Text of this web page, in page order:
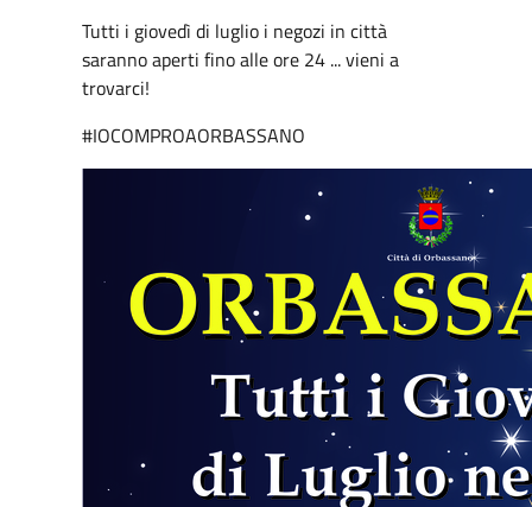
Tutti i giovedì di luglio i negozi in città
saranno aperti fino alle ore 24 ... vieni a
trovarci!
#IOCOMPROAORBASSANO